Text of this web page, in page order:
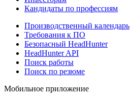
Кандидаты по профессиям
Производственный календарь
Требования к ПО
Безопасный HeadHunter
HeadHunter API
Поиск работы
Поиск по резюме
Мобильное приложение